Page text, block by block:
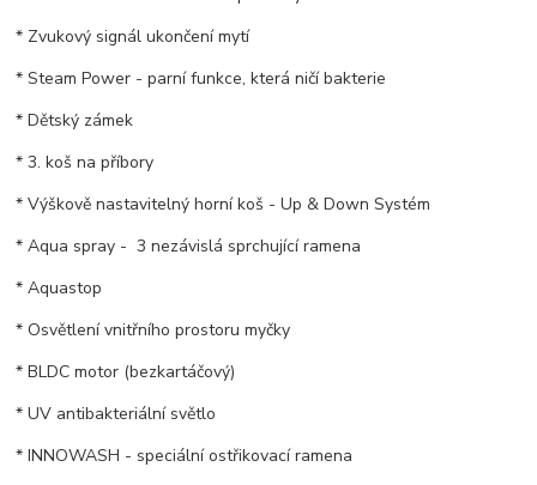
* Zvukový signál ukončení mytí
* Steam Power - parní funkce, která ničí bakterie
* Dětský zámek
* 3. koš na příbory
* Výškově nastavitelný horní koš - Up & Down Systém
* Aqua spray - 3 nezávislá sprchující ramena
* Aquastop
* Osvětlení vnitřního prostoru myčky
* BLDC motor (bezkartáčový)
* UV antibakteriální světlo
* INNOWASH - speciální ostřikovací ramena